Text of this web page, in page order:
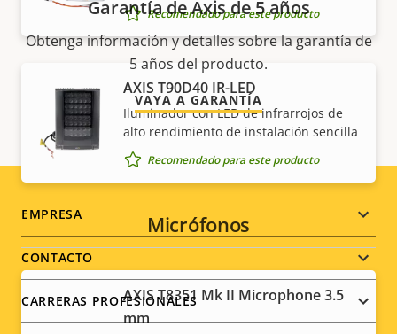
Recomendado para este producto
AXIS T90D40 IR-LED
Iluminador con LED de infrarrojos de
alto rendimiento de instalación sencilla
Recomendado para este producto
Micrófonos
AXIS T8351 Mk II Microphone 3.5
mm
Garantía de Axis de 5 años
Obtenga información y detalles sobre la garantía de
5 años del producto.
VAYA A GARANTÍA
Footer
menu
EMPRESA
CONTACTO
CARRERAS PROFESIONALES